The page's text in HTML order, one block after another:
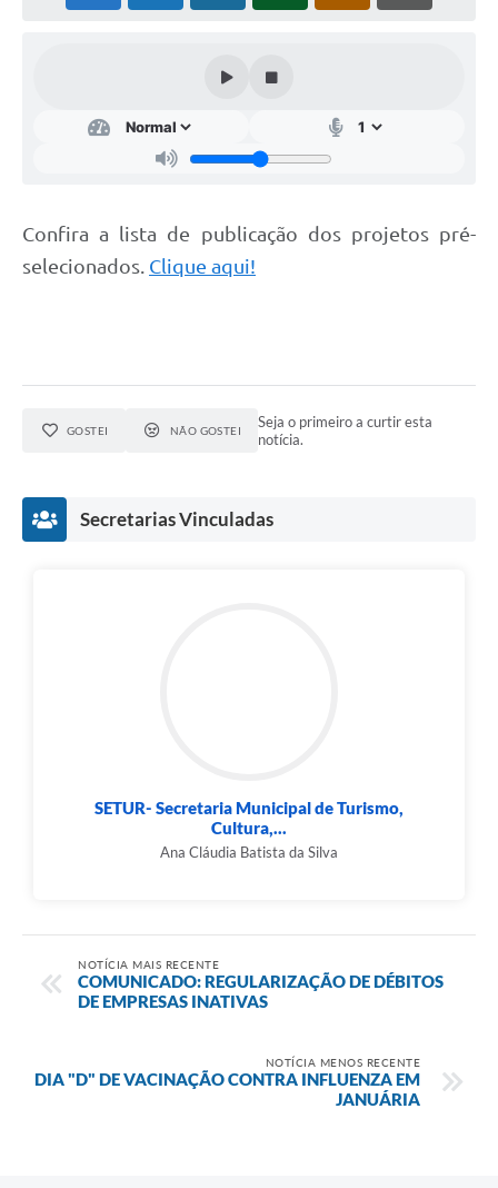
Galeria de Vídeos
Enquete
Contato
Confira a lista de publicação dos projetos pré-
selecionados. Clique aqui!
GOSTEI NÃO GOSTEI
Seja o primeiro a curtir esta
notícia.
Secretarias Vinculadas
SETUR- Secretaria Municipal de Turismo,
Cultura,...
Ana Cláudia Batista da Silva
NOTÍCIA MAIS RECENTE
COMUNICADO: REGULARIZAÇÃO DE DÉBITOS
DE EMPRESAS INATIVAS
NOTÍCIA MENOS RECENTE
DIA "D" DE VACINAÇÃO CONTRA INFLUENZA EM
JANUÁRIA